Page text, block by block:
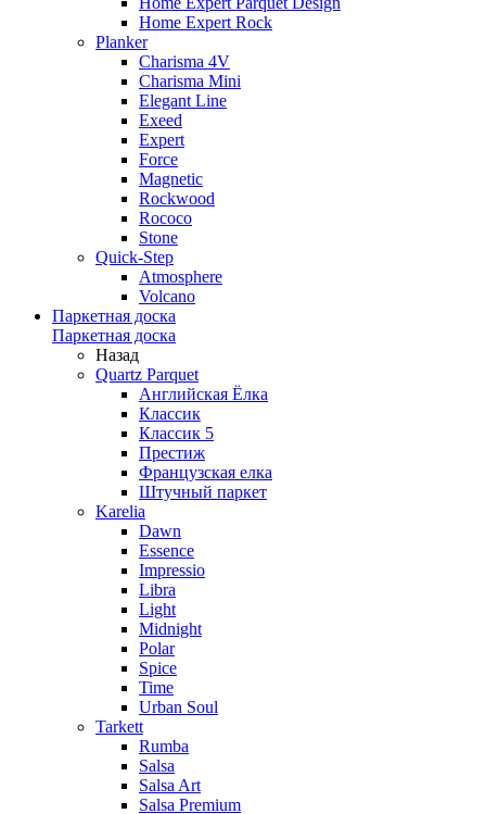
Home Expert Rock
Planker
Charisma 4V
Charisma Mini
Elegant Line
Exeed
Expert
Force
Magnetic
Rockwood
Rococo
Stone
Quick-Step
Atmosphere
Volcano
Паркетная доска
Паркетная доска
Назад
Quartz Parquet
Английская Ёлка
Классик
Классик 5
Престиж
Французская елка
Штучный паркет
Karelia
Dawn
Essence
Impressio
Libra
Light
Midnight
Polar
Spice
Time
Urban Soul
Tarkett
Rumba
Salsa
Salsa Art
Salsa Premium